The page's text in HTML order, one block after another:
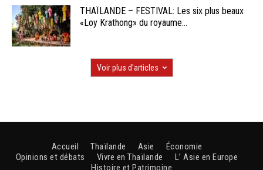
THAÏLANDE – FESTIVAL: Les six plus beaux
«Loy Krathong» du royaume...
Voir plus d'articles
Accueil Thaïlande Asie
Économie
Opinions et débats
Vivre en Thaïlande
L’ Asie en Europe
Histoire et Patrimoine